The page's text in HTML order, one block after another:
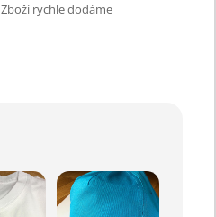
Zboží rychle dodáme